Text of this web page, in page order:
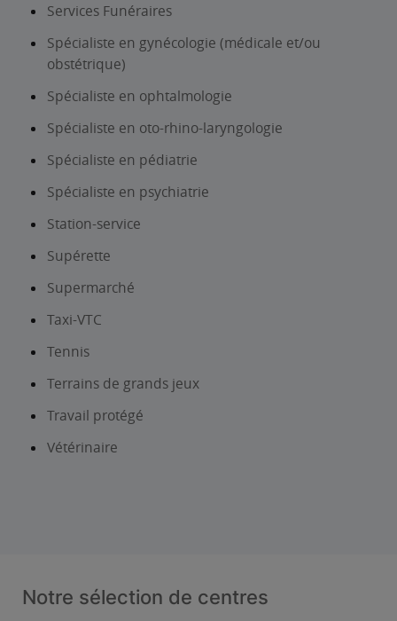
Services Funéraires
Spécialiste en gynécologie (médicale et/ou
obstétrique)
Spécialiste en ophtalmologie
Spécialiste en oto-rhino-laryngologie
Spécialiste en pédiatrie
Spécialiste en psychiatrie
Station-service
Supérette
Supermarché
Taxi-VTC
Tennis
Terrains de grands jeux
Travail protégé
Vétérinaire
Notre sélection de centres